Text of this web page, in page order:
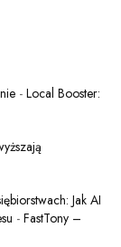
- Local Booster:
Jak AI
- FastTony –